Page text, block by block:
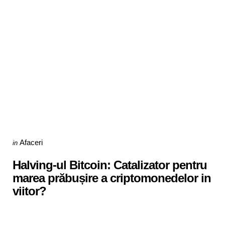
Categories
Posted
in Afaceri
Halving-ul Bitcoin: Catalizator pentru
marea prăbușire a criptomonedelor in
viitor?